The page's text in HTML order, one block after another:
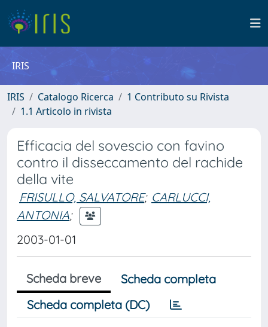
IRIS
IRIS Catalogo Ricerca
1 Contributo su Rivista
1.1 Articolo in rivista
Efficacia del sovescio con favino
contro il disseccamento del rachide
della vite
FRISULLO, SALVATORE; CARLUCCI,
ANTONIA;
2003-01-01
Scheda breve
Scheda completa
Scheda completa (DC)